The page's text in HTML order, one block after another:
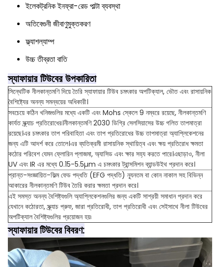
ইলেকট্রনিক ইনফ্রা-রেড পাল্টা ব্যবস্থা
অতিবেগুনী জীবাণুমুক্তকরণ
ফ্ল্যাশল্যাম্প
উচ্চ তীব্রতা বাতি
স্যাফায়ার টিউবের উপকারিতা
সিন্থেটিক নীলকান্তমণি দিয়ে তৈরি স্যাফায়ার টিউব চমৎকার অপটিক্যাল, ভৌত এবং রাসায়নিক
বৈশিষ্ট্যের অনন্য সমন্বয়ের অধিকারী।
সবচেয়ে কঠিন খনিজগুলির মধ্যে একটি এবং Mohs স্কেলে 9 নম্বরে রয়েছে, নীলকান্তমণি
কার্যত স্ক্র্যাচ প্রতিরোধের।নীলকান্তমণি 2030 ডিগ্রি সেলসিয়াসের উচ্চ গলিত তাপমাত্রা
রয়েছে।এর চমৎকার তাপ পরিবাহিতা এবং তাপ প্রতিরোধের উচ্চ তাপমাত্রা অ্যাপ্লিকেশনের
জন্য এটি আদর্শ করে তোলে।এর ব্যতিক্রমী রাসায়নিক স্থায়িত্ব এবং ক্ষয় প্রতিরোধ ক্ষমতা
কঠোর পরিবেশ যেমন ফ্লোরিন প্লাজমা, অ্যাসিড এবং ক্ষার সহ্য করতে পারে।এছাড়াও, নীলা
UV এবং IR এর মধ্যে 0.15-5.5µm এ চমৎকার ট্রান্সমিশন ব্যান্ডউইথ প্রদান করে।
প্রান্ত-সংজ্ঞায়িত-ফিল্ম ফেড পদ্ধতি (EFG পদ্ধতি) ন্যূনতম বা কোন নাকাল সহ বিভিন্ন
আকারের নীলকান্তমণি টিউব তৈরি করার ক্ষমতা প্রদান করে।
এই সমস্ত অনন্য বৈশিষ্ট্যগুলি অ্যাপ্লিকেশনগুলির জন্য একটি সাশ্রয়ী সমাধান প্রদান করে
যেখানে কঠোরতা, স্ক্র্যাচ প্রুফ, জারা প্রতিরোধী, তাপ প্রতিরোধী এবং সেইসাথে নীলা টিউবের
অপটিক্যাল বৈশিষ্ট্যগুলির প্রয়োজন হয়৷
স্যাফায়ার টিউবের বিবরণ: